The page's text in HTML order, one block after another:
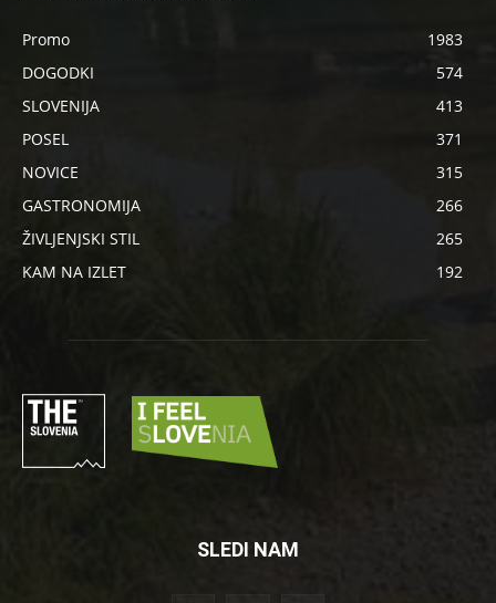
Promo
1983
DOGODKI
574
SLOVENIJA
413
POSEL
371
NOVICE
315
GASTRONOMIJA
266
ŽIVLJENJSKI STIL
265
KAM NA IZLET
192
SLEDI NAM